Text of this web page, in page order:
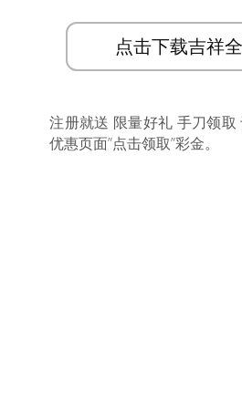
点击下载吉祥
注册就送 限量好礼 手刀领
优惠页面”点击领取”彩金。